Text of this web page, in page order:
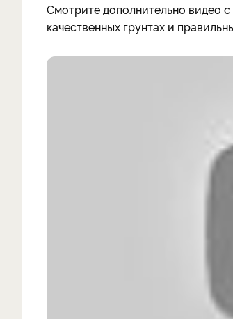
Смотрите дополнительно видео
качественных грунтах и